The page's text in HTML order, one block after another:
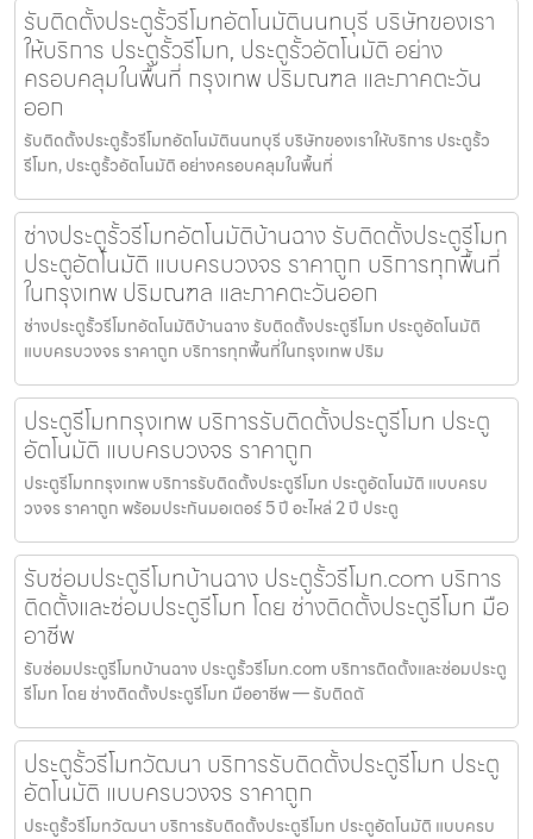
รับติดตั้งประตูรั้วรีโมทอัตโนมัตินนทบุรี บริษัทของเรา
ให้บริการ ประตูรั้วรีโมท, ประตูรั้วอัตโนมัติ อย่าง
ครอบคลุมในพื้นที่ กรุงเทพ ปริมณฑล และภาคตะวัน
ออก
รับติดตั้งประตูรั้วรีโมทอัตโนมัตินนทบุรี บริษัทของเราให้บริการ ประตูรั้ว
รีโมท, ประตูรั้วอัตโนมัติ อย่างครอบคลุมในพื้นที่
ช่างประตูรั้วรีโมทอัตโนมัติบ้านฉาง รับติดตั้งประตูรีโมท
ประตูอัตโนมัติ แบบครบวงจร ราคาถูก บริการทุกพื้นที่
ในกรุงเทพ ปริมณฑล และภาคตะวันออก
ช่างประตูรั้วรีโมทอัตโนมัติบ้านฉาง รับติดตั้งประตูรีโมท ประตูอัตโนมัติ
แบบครบวงจร ราคาถูก บริการทุกพื้นที่ในกรุงเทพ ปริม
ประตูรีโมทกรุงเทพ บริการรับติดตั้งประตูรีโมท ประตู
อัตโนมัติ แบบครบวงจร ราคาถูก
ประตูรีโมทกรุงเทพ บริการรับติดตั้งประตูรีโมท ประตูอัตโนมัติ แบบครบ
วงจร ราคาถูก พร้อมประกันมอเตอร์ 5 ปี อะไหล่ 2 ปี ประตู
รับซ่อมประตูรีโมทบ้านฉาง ประตูรั้วรีโมท.com บริการ
ติดตั้งและซ่อมประตูรีโมท โดย ช่างติดตั้งประตูรีโมท มือ
อาชีพ
รับซ่อมประตูรีโมทบ้านฉาง ประตูรั้วรีโมท.com บริการติดตั้งและซ่อมประตู
รีโมท โดย ช่างติดตั้งประตูรีโมท มืออาชีพ — รับติดตั
ประตูรั้วรีโมทวัฒนา บริการรับติดตั้งประตูรีโมท ประตู
อัตโนมัติ แบบครบวงจร ราคาถูก
ประตูรั้วรีโมทวัฒนา บริการรับติดตั้งประตูรีโมท ประตูอัตโนมัติ แบบครบ